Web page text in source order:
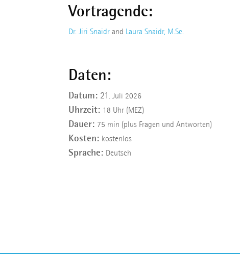
Vortragende:
Dr. Jiri Snaidr and Laura Snaidr, M.Sc.
Daten:
Datum: 21. Juli 2026
Uhrzeit: 18 Uhr (MEZ)
Dauer: 75 min (plus Fragen und Antworten)
Kosten: kostenlos
Sprache: Deutsch